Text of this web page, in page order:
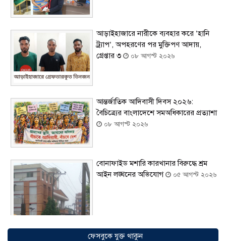
আড়াইহাজারে নারীকে ব্যবহার করে ‘হানি
ট্র্যাপ’, অপহরণের পর মুক্তিপণ আদায়,
গ্রেপ্তার ৩
০৮ আগস্ট ২০২৬
আন্তর্জাতিক আদিবাসী দিবস ২০২৬:
বৈচিত্র্যের বাংলাদেশে সমঅধিকারের প্রত্যাশা
০৮ আগস্ট ২০২৬
বোনাফাইড মশারি কারখানার বিরুদ্ধে শ্রম
আইন লঙ্ঘনের অভিযোগ
০৫ আগস্ট ২০২৬
ফেসবুকে যুক্ত থাকুন